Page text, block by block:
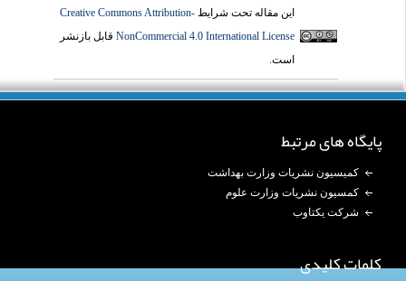
این مقاله تحت شرایطCreative Commons Attribution-
NonCommercial 4.0 International Licenseقابل بازنشر
است.
پایگاه های مرتبط
کمیسیون نشریات وزارت بهداشت
کمسیون نشریات وزارت علوم
شرکت یکتاوب
کلمات کلیدی